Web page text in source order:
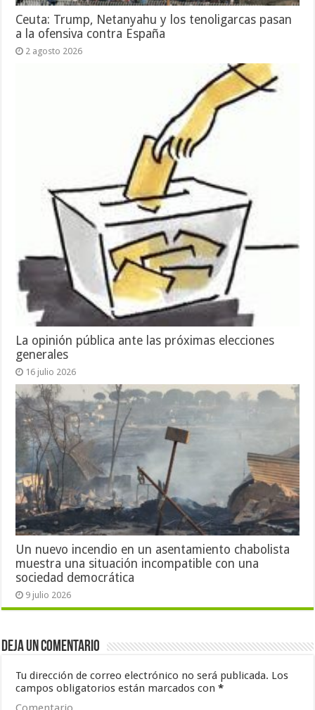
Ceuta: Trump, Netanyahu y los tenoligarcas pasan
a la ofensiva contra España
2 agosto 2026
La opinión pública ante las próximas elecciones
generales
16 julio 2026
Un nuevo incendio en un asentamiento chabolista
muestra una situación incompatible con una
sociedad democrática
9 julio 2026
Deja un comentario
Tu dirección de correo electrónico no será publicada. Los
campos obligatorios están marcados con*